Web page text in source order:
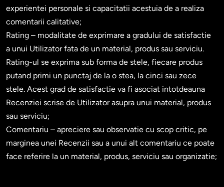
experientei personale si capacitatii acestuia de a realiza
comentarii calitative;
Rating – modalitate de exprimare a gradului de satisfactie
a unui Utilizator fata de un material, produs sau serviciu.
Rating-ul se exprima sub forma de stele, fiecare produs
putand primi un punctaj de la o stea, la cinci sau zece
stele. Acest grad de satisfactie va fi asociat intotdeauna
Recenziei scrise de Utilizator asupra unui material, produs
sau serviciu;
Comentariu – apreciere sau observatie cu scop critic, pe
marginea unei Recenzii sau a unui alt comentariu ce poate
face referire la un material, produs, serviciu sau organizatie;